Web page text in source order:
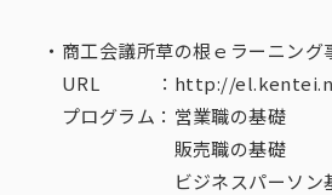
・商工会議所草の根ｅラーニング
URL ：http://
プログラム：営業職の基礎
販売職の基礎
ビジネスパーソン